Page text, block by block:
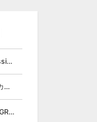
🎥26/08/06 Josei Session
🎥26/08/06 小松悠人カルテット
🎥26/08/05 橋爪亮督 GROUP